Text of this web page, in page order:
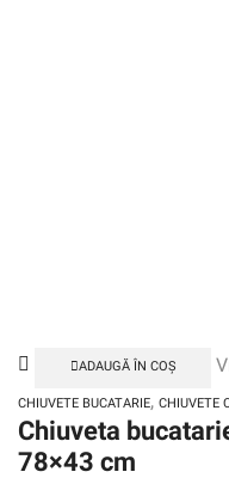
ADAUGĂ ÎN COȘ
CHIUVETE BUCATARIE, CHIUVETE
Chiuveta
78×43 cm